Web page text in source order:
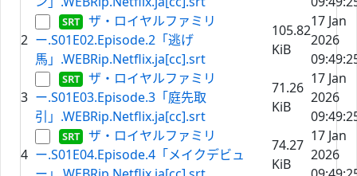
2
ザ・ロイヤルファミリ
ー.S01E02.Episode.2「逃げ
馬」.WEBRip.Netflix.ja[cc].srt
105.82
KiB
17 Jan
2026
3
ザ・ロイヤルファミリ
ー.S01E03.Episode.3「庭先取
引」.WEBRip.Netflix.ja[cc].srt
71.26
KiB
17 Jan
2026
4
ザ・ロイヤルファミリ
ー.S01E04.Episode.4「メイクデビュ
74.27
KiB
17 Jan
2026